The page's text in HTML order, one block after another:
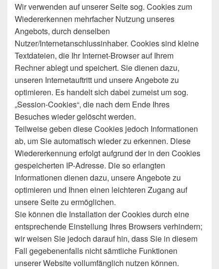
Wir verwenden auf unserer Seite sog. Cookies zum
Wiedererkennen mehrfacher Nutzung unseres
Angebots, durch denselben
Nutzer/Internetanschlussinhaber. Cookies sind kleine
Textdateien, die Ihr Internet-Browser auf Ihrem
Rechner ablegt und speichert. Sie dienen dazu,
unseren Internetauftritt und unsere Angebote zu
optimieren. Es handelt sich dabei zumeist um sog.
„Session-Cookies“, die nach dem Ende Ihres
Besuches wieder gelöscht werden.
Teilweise geben diese Cookies jedoch Informationen
ab, um Sie automatisch wieder zu erkennen. Diese
Wiedererkennung erfolgt aufgrund der in den Cookies
gespeicherten IP-Adresse. Die so erlangten
Informationen dienen dazu, unsere Angebote zu
optimieren und Ihnen einen leichteren Zugang auf
unsere Seite zu ermöglichen.
Sie können die Installation der Cookies durch eine
entsprechende Einstellung Ihres Browsers verhindern;
wir weisen Sie jedoch darauf hin, dass Sie in diesem
Fall gegebenenfalls nicht sämtliche Funktionen
unserer Website vollumfänglich nutzen können.